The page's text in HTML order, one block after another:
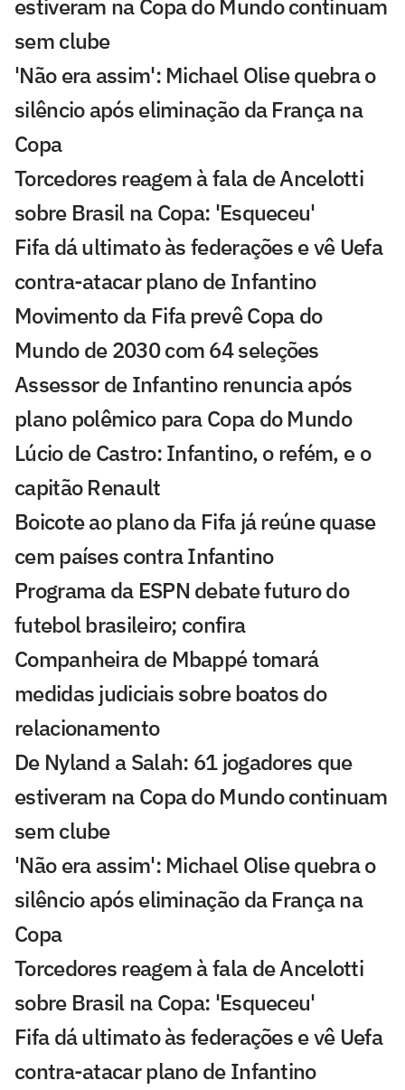
estiveram na Copa do Mundo continuam
sem clube
'Não era assim': Michael Olise quebra o
silêncio após eliminação da França na
Copa
Torcedores reagem à fala de Ancelotti
sobre Brasil na Copa: 'Esqueceu'
Fifa dá ultimato às federações e vê Uefa
contra-atacar plano de Infantino
Movimento da Fifa prevê Copa do
Mundo de 2030 com 64 seleções
Assessor de Infantino renuncia após
plano polêmico para Copa do Mundo
Lúcio de Castro: Infantino, o refém, e o
capitão Renault
Boicote ao plano da Fifa já reúne quase
cem países contra Infantino
Programa da ESPN debate futuro do
futebol brasileiro; confira
Companheira de Mbappé tomará
medidas judiciais sobre boatos do
relacionamento
De Nyland a Salah: 61 jogadores que
estiveram na Copa do Mundo continuam
sem clube
'Não era assim': Michael Olise quebra o
silêncio após eliminação da França na
Copa
Torcedores reagem à fala de Ancelotti
sobre Brasil na Copa: 'Esqueceu'
Fifa dá ultimato às federações e vê Uefa
contra-atacar plano de Infantino